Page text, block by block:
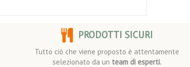
PRODOTTI SICURI
Tutto ciò che viene proposto è attentamente
selezionato da un team di esperti.